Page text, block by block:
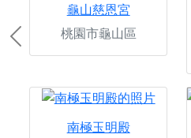
龜山慈恩宮
桃園市龜山區
南極玉明殿
Previous